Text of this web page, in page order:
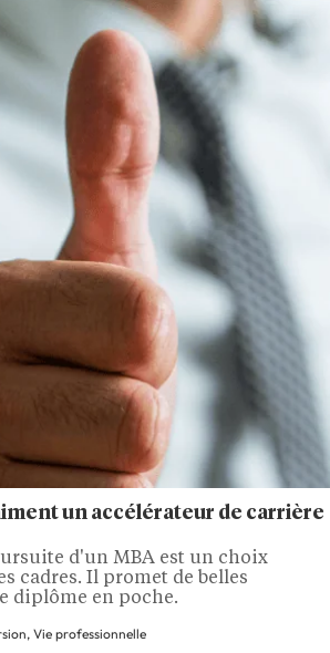
un accélérateur de carrière
d'un MBA est un choix
cadres. Il promet de belles
diplôme en poche.
Vie professionnelle